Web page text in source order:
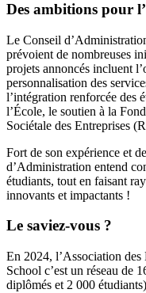
Des ambitions pour
Le Conseil
prévoient de nombreuses
projets annoncés incluent
personnalisation des
l’intégration renforcée des
l’École, le soutien à la
Sociétale des Entreprises
Fort de son expérience et
d’Administration entend
étudiants, tout en faisant
innovants et impactants !
Le saviez-vous ?
En 2024, l’Association
School c’est un réseau de
diplômés et 2 000